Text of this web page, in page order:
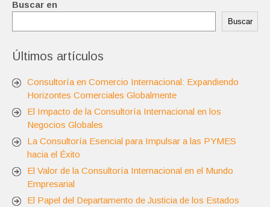
Buscar en
Buscar
Últimos artículos
Consultoría en Comercio Internacional: Expandiendo
Horizontes Comerciales Globalmente
El Impacto de la Consultoría Internacional en los
Negocios Globales
La Consultoría Esencial para Impulsar a las PYMES
hacia el Éxito
El Valor de la Consultoría Internacional en el Mundo
Empresarial
El Papel del Departamento de Justicia de los Estados